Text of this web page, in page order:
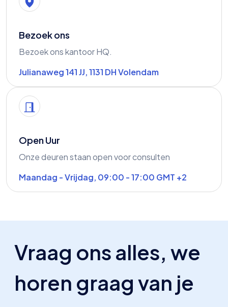
Bezoek ons
Bezoek ons kantoor HQ.
Julianaweg 141 JJ, 1131 DH Volendam
Open Uur
Onze deuren staan open voor consulten
Maandag - Vrijdag, 09:00 - 17:00 GMT +2
Vraag ons alles, we
horen graag van je